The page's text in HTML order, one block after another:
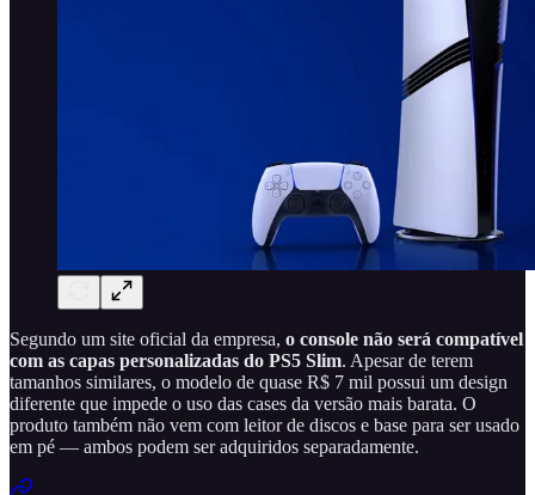
Segundo um site oficial da empresa, o console não será compatível
com as capas personalizadas do PS5 Slim. Apesar de terem
tamanhos similares, o modelo de quase R$ 7 mil possui um design
diferente que impede o uso das cases da versão mais barata. O
produto também não vem com leitor de discos e base para ser usado
em pé — ambos podem ser adquiridos separadamente.